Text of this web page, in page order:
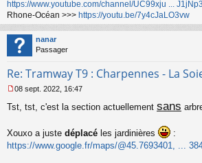
https://www.youtube.com/channel/UC99xju ...
Rhone-Océan >>> https://youtu.be/7y4cJaLO3vw
nanar
Passager
Re: Tramway T9 : Charpennes - La
e
a
g
08 sept. 2022, 16:47
Tst, tst, c'est la section actuellement sans
Xouxo a juste déplacé les jardinières
:
https://www.google.fr/maps/@45.7693401, ...